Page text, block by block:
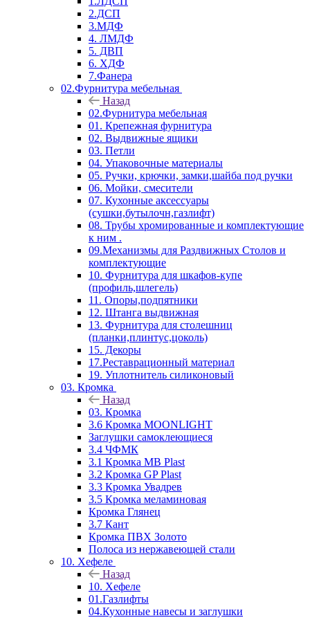
2.ДСП
3.МДФ
4. ЛМДФ
5. ДВП
6. ХДФ
7.Фанера
02.Фурнитура мебельная
Назад
02.Фурнитура мебельная
01. Крепежная фурнитура
02. Выдвижные ящики
03. Петли
04. Упаковочные материалы
05. Ручки, крючки, замки,шайба под ручки
06. Мойки, смесители
07. Кухонные аксессуары
(сушки,бутылочн,газлифт)
08. Трубы хромированные и комплектующие
к ним .
09.Механизмы для Раздвижных Столов и
комплектующие
10. Фурнитура для шкафов-купе
(профиль,шлегель)
11. Опоры,подпятники
12. Штанга выдвижная
13. Фурнитура для столешниц
(планки,плинтус,цоколь)
15. Декоры
17.Реставрационный материал
19. Уплотнитель силиконовый
03. Кромка
Назад
03. Кромка
3.6 Кромка MOONLIGHT
Заглушки самоклеющиеся
3.4 ЧФМК
3.1 Кромка MB Plast
3.2 Кромка GP Plast
3.3 Кромка Увадрев
3.5 Кромка меламиновая
Кромка Глянец
3.7 Кант
Кромка ПВХ Золото
Полоса из нержавеющей стали
10. Хефеле
Назад
10. Хефеле
01.Газлифты
04.Кухонные навесы и заглушки